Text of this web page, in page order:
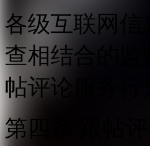
各级互联网
查相结合的
帖评论服务行
第四条 跟帖